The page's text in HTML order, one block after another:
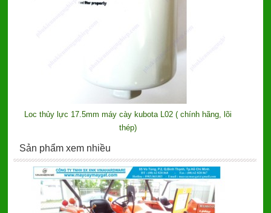
Loc thủy lực 17.5mm máy cày kubota L02 ( chính hãng, lõi
thép)
Sản phẩm xem nhiều